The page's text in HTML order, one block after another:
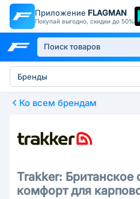
Приложение FLAGMAN
Покупай выгодно, скидки до 50%
Бренды
Ко всем брендам
Trakker: Британское
комфорт для